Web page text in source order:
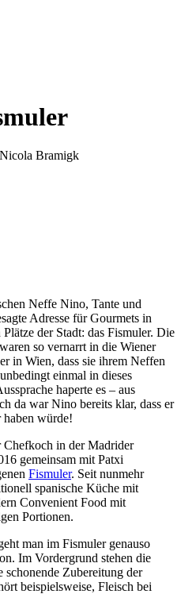
Nicola Bramigk
Neffe Nino, Tante und
Adresse für Gourmets in
der Stadt: das Fismuler. Die
so vernarrt in die Wiener
in Wien, dass sie ihrem Neffen
einmal in dieses
haperte es – aus
da war Nino bereits klar, dass er
haben würde!
in der Madrider
gemeinsam mit Patxi
Fismuler. Seit nunmehr
spanische Küche mit
Convenient Food mit
Portionen.
man im Fismuler genauso
Im Vordergrund stehen die
Zubereitung der
beispielsweise, Fleisch bei